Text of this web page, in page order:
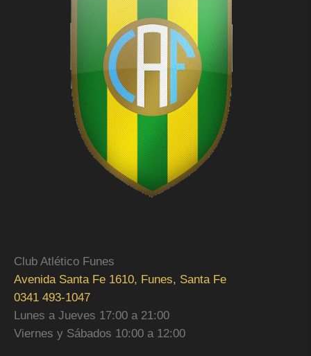
Club Atlético Funes
Avenida Santa Fe 1610, Funes, Santa Fe
0341 493-1047
Lunes a Jueves 17:00 a 21:00
Viernes y Sábados 10:00 a 12:00